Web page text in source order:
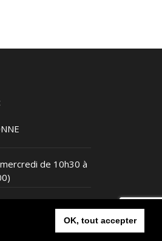
OK, tout accepter
de 10h30 à